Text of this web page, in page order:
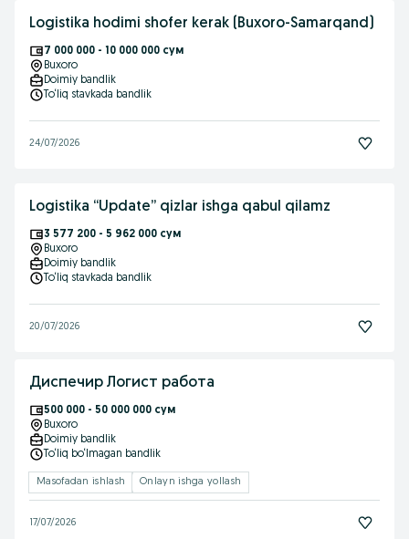
Logistika hodimi shofer kerak (Buxoro-Samarqand)
7 000 000 - 10 000 000 сум
Buxoro
Doimiy bandlik
To‘liq stavkada bandlik
24/07/2026
Logistika “Update” qizlar ishga qabul qilamz
3 577 200 - 5 962 000 сум
Buxoro
Doimiy bandlik
To‘liq stavkada bandlik
20/07/2026
Диспечир Логист работа
500 000 - 50 000 000 сум
Buxoro
Doimiy bandlik
To‘liq bo‘lmagan bandlik
Masofadan ishlash Onlayn ishga yollash
17/07/2026